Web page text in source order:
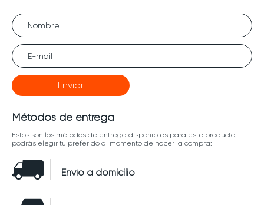
Enviar
Métodos de entrega
Estos son los métodos de entrega disponibles para este producto,
podrás elegir tu preferido al momento de hacer la compra:
Envío a domicilio